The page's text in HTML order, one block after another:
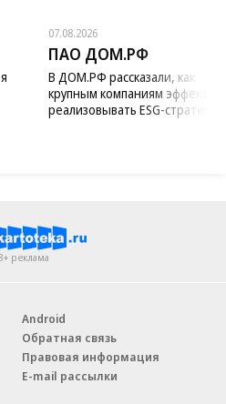
07.08.2026
ПАО ДОМ.РФ
В ДОМ.РФ рассказали, как
крупным компаниям
реализовывать ESG-стратегию
реклама
Android
Обратная связь
Правовая информация
E-mail рассылки